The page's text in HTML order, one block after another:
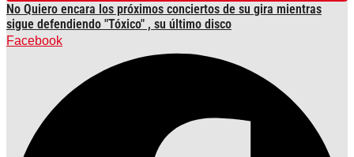
No Quiero encara los próximos conciertos de su gira mientras
sigue defendiendo "Tóxico" , su último disco
Facebook